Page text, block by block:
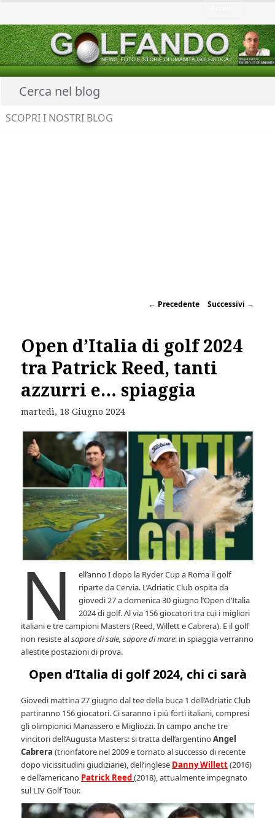
← Precedente Successivi →
Open d’Italia di golf 2024
tra Patrick Reed, tanti
azzurri e… spiaggia
martedì, 18 Giugno 2024
N
ell’anno I dopo la Ryder Cup a Roma il golf
riparte da Cervia. L’Adriatic Club ospita da
giovedì 27 a domenica 30 giugno l’Open d’Italia
2024 di golf. Al via 156 giocatori tra cui i migliori
italiani e tre campioni Masters (Reed, Willett e Cabrera). E il golf
non resiste alsapore di sale, sapore di mare: in spiaggia verranno
allestite postazioni di prova.
Open d’Italia di golf 2024, chi ci sarà
Giovedì mattina 27 giugno dal tee della buca 1 dell’Adriatic Club
partiranno 156 giocatori. Ci saranno i più forti italiani, compresi
gli olimpionici Manassero e Migliozzi. In campo anche tre
vincitori dell’Augusta Masters: si tratta dell’argentinoAngel
Cabrera (trionfatore nel 2009 e tornato al successo di recente
dopo vicissitudini giudiziarie), dell’inglese Danny Willett(2016)
e dell’americano Patrick Reed(2018), attualmente impegnato
sul LIV Golf Tour.